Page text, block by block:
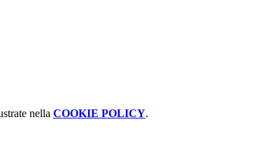
nella COOKIE POLICY.